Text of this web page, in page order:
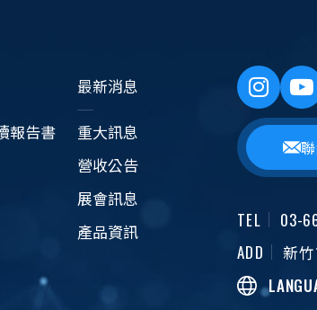
報告書
最新消息
重大訊息
營收公告
展會訊息
產品資訊
TEL
03-
ADD
新